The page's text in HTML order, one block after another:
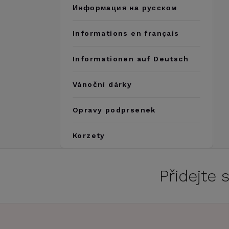
Информация на русском
Informations en français
Informationen auf Deutsch
Vánoční dárky
Opravy podprsenek
Korzety
Přidejte